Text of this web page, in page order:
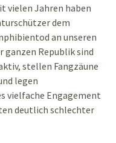
vielen Jahren haben
dem
an unseren
ganzen Republik sind
stellen Fangzäune
legen
vielfache Engagement
deutlich schlechter